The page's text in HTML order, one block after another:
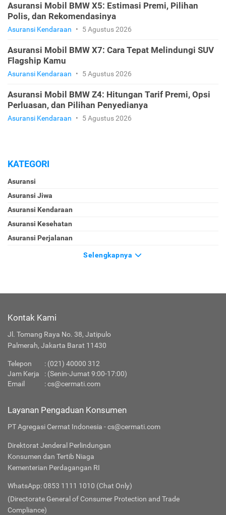
Asuransi Mobil BMW X5: Estimasi Premi, Pilihan
Polis, dan Rekomendasinya
Asuransi Kendaraan • 5 Agustus 2026
Asuransi Mobil BMW X7: Cara Tepat Melindungi SUV
Flagship Kamu
Asuransi Kendaraan • 5 Agustus 2026
Asuransi Mobil BMW Z4: Hitungan Tarif Premi, Opsi
Perluasan, dan Pilihan Penyedianya
Asuransi Kendaraan • 5 Agustus 2026
KATEGORI
Asuransi
Asuransi Jiwa
Asuransi Kendaraan
Asuransi Kesehatan
Asuransi Perjalanan
Selengkapnya
Kontak Kami
Jl. Tomang Raya No. 38, Jatipulo
Palmerah, Jakarta Barat 11430
Telepon : (021) 40000 312
Jam Kerja
: (Senin-Jumat 9:00-17:00)
Email
:cs@cermati.com
Layanan Pengaduan Konsumen
PT Agregasi Cermat Indonesia - cs@cermati.com
Direktorat Jenderal Perlindungan
Konsumen dan Tertib Niaga
Kementerian Perdagangan RI
WhatsApp: 0853 1111 1010 (Chat Only)
(Directorate General of Consumer Protection and Trade
Compliance)